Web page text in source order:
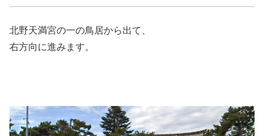
北野天満宮の一の鳥居から出て、
右方向に進みます。